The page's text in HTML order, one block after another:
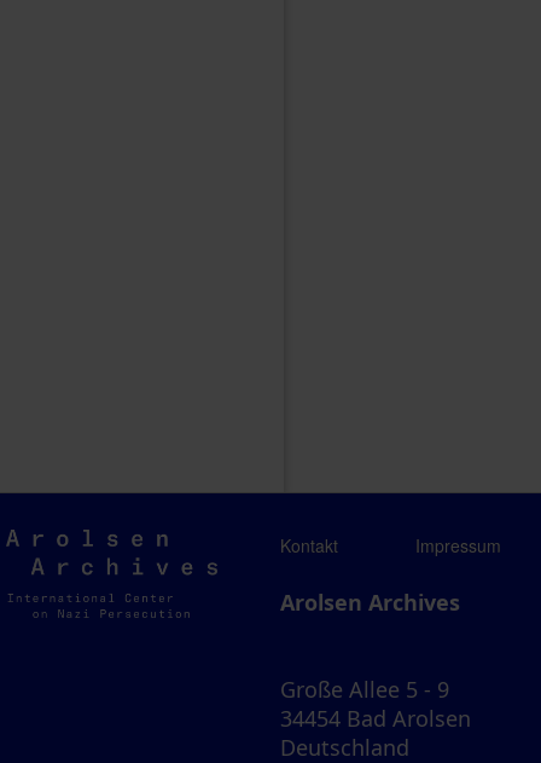
Arolsen
Archives
Kontakt Impressum
Arolsen Archives
Große Allee 5 - 9
34454 Bad Arolsen
Deutschland